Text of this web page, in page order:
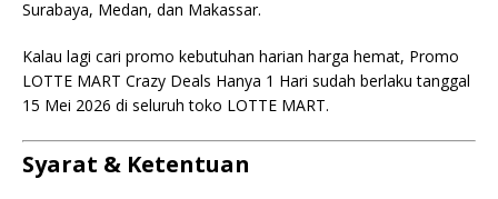
Surabaya, Medan, dan Makassar.
Kalau lagi cari promo kebutuhan harian harga hemat, Promo
LOTTE MART Crazy Deals Hanya 1 Hari sudah berlaku tanggal
15 Mei 2026 di seluruh toko LOTTE MART.
Syarat & Ketentuan